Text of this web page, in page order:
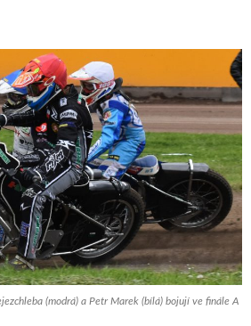
(modrá) a Petr Marek (bílá) bojují ve finále A